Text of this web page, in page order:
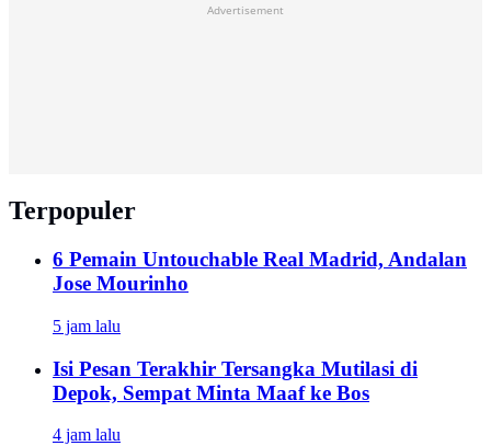
Advertisement
Terpopuler
6 Pemain Untouchable Real Madrid, Andalan
Jose Mourinho
5 jam lalu
Isi Pesan Terakhir Tersangka Mutilasi di
Depok, Sempat Minta Maaf ke Bos
4 jam lalu